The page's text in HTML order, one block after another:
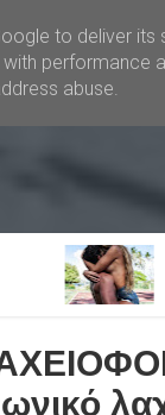
Πως
μυαλό σε
to deliver
performance
abuse.